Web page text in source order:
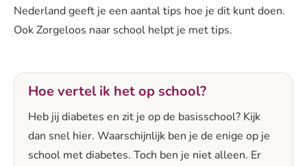
Nederland geeft je een aantal tips hoe je dit kunt doen.
Ook Zorgeloos naar school helpt je met tips.
Hoe vertel ik het op school?
Heb jij diabetes en zit je op de basisschool? Kijk
dan snel hier. Waarschijnlijk ben je de enige op je
school met diabetes. Toch ben je niet alleen. Er